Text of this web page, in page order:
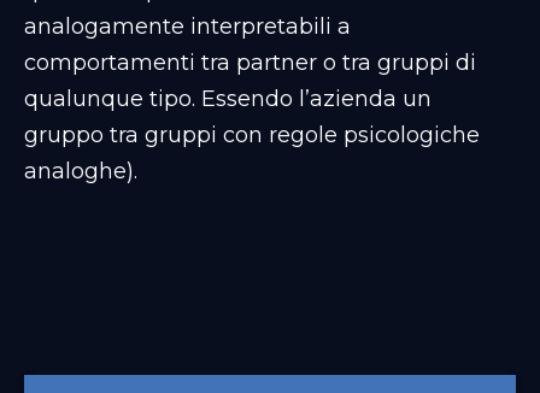
analogamente interpretabili a
comportamenti tra partner o tra gruppi di
qualunque tipo. Essendo l’azienda un
gruppo tra gruppi con regole psicologiche
analoghe).